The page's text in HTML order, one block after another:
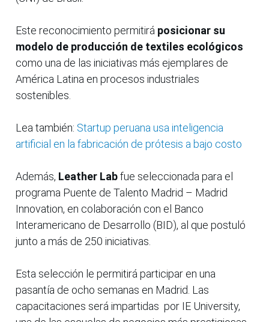
Este reconocimiento permitirá posicionar su
modelo de producción de textiles ecológicos
como una de las iniciativas más ejemplares de
América Latina en procesos industriales
sostenibles.
Lea también: Startup peruana usa inteligencia
artificial en la fabricación de prótesis a bajo costo
Además, Leather Labfue seleccionada para el
programa Puente de Talento Madrid – Madrid
Innovation, en colaboración con el Banco
Interamericano de Desarrollo (BID), al que postuló
junto a más de 250 iniciativas.
Esta selección le permitirá participar en una
pasantía de ocho semanas en Madrid. Las
capacitaciones será impartidas por IE University,